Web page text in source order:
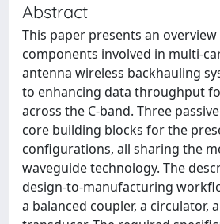
Abstract
This paper presents an
components involved in multi-
antenna wireless backhauling
to enhancing data throughput
across the C-band. Three
core building blocks for the
configurations, all sharing the
waveguide technology. The
design-to-manufacturing
a balanced coupler, a circulator,